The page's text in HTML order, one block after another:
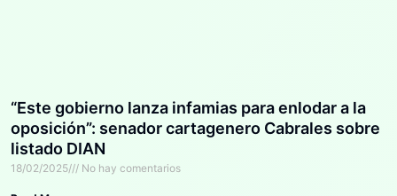
“Este gobierno lanza infamias para enlodar a la
oposición”: senador cartagenero Cabrales sobre
listado DIAN
18/02/2025 No hay comentarios